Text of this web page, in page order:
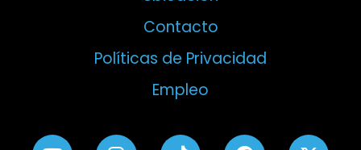
Contacto
Políticas de Privacidad
Empleo